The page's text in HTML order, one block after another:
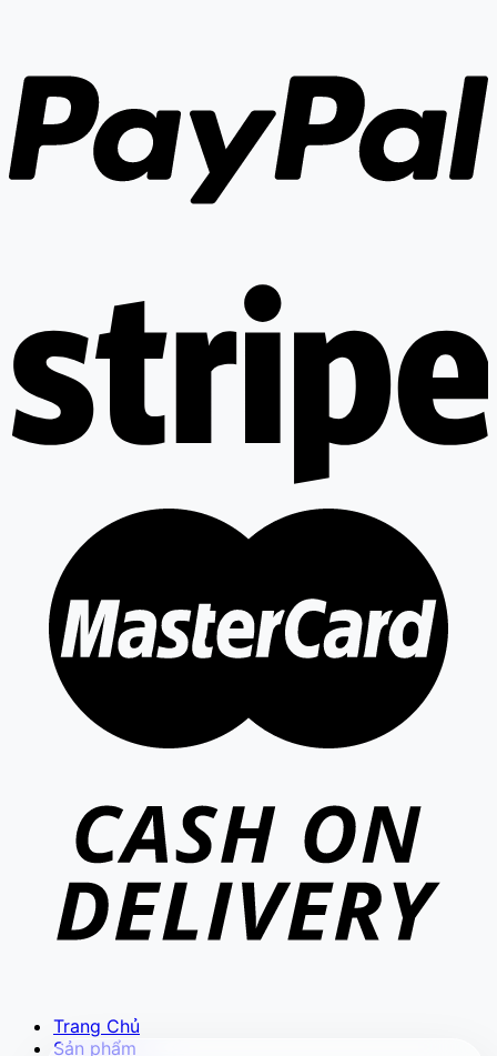
VC VIETCAM.VN
Báo giá Camera Tư vấn lắp đặt
Trang Chủ
Sản phẩm